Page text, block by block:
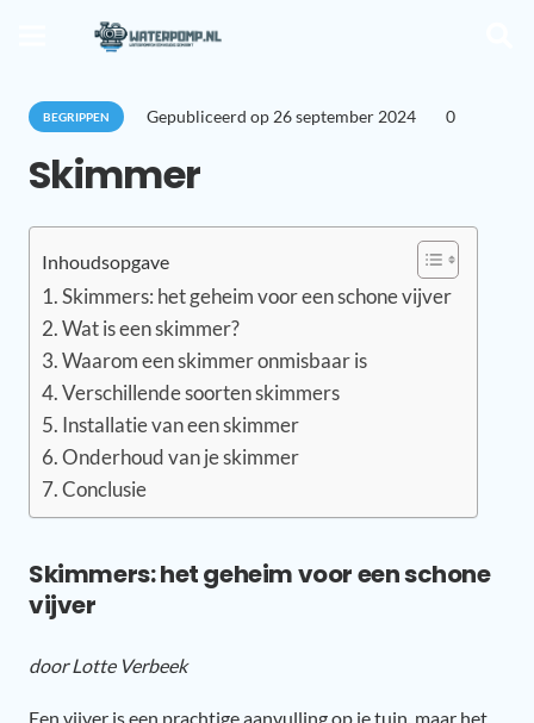
BEGRIPPEN Gepubliceerd op 26 september 2024 0
Skimmer
Inhoudsopgave
Skimmers: het geheim voor een schone vijver
Wat is een skimmer?
Waarom een skimmer onmisbaar is
Verschillende soorten skimmers
Installatie van een skimmer
Onderhoud van je skimmer
Conclusie
Skimmers: het geheim voor een schone
vijver
door Lotte Verbeek
Een vijver is een prachtige aanvulling op je tuin, maar het